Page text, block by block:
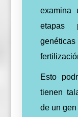
examina
etapas
Esto
tienen
de un